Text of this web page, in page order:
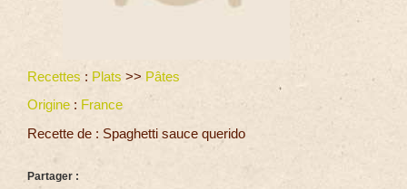
Recettes : Plats >> Pâtes
Origine : France
Recette de : Spaghetti sauce querido
Partager :